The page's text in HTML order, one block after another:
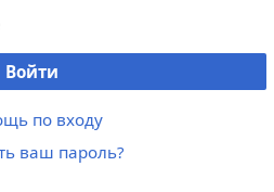
Войти
по входу
ваш пароль?